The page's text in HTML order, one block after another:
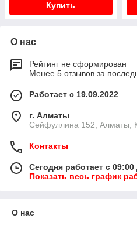
Купить
О нас
Рейтинг не сформирован
Менее 5 отзывов за
Работает с 19.09.2022
г. Алматы
Сейфуллина 152, Алматы,
Контакты
Сегодня работает с 09:00
Показать весь график
О нас